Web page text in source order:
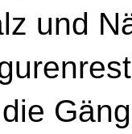
und